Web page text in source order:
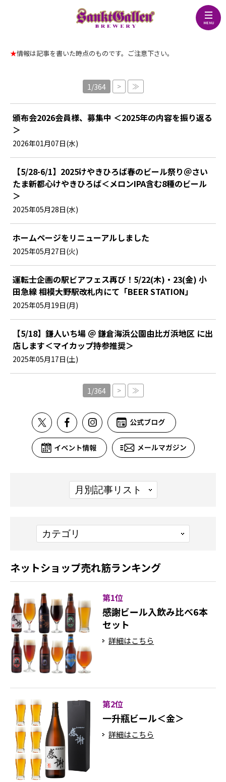
★情報は記事を書いた時点のものです。ご注意下さい。
1/364 > ≫
頒布会2026会員様、募集中 ＜2025年の内容を振り返る
＞
2026年01月07日(水)
【5/28-6/1】2025けやきひろば春のビール祭り＠さい
たま新都心けやきひろば＜メロンIPA含む8種のビール
＞
2025年05月28日(水)
ホームページをリニューアルしました
2025年05月27日(火)
運転士企画の駅ビアフェス再び！5/22(木)・23(金) 小
田急線 相模大野駅改札内にて「BEER STATION」
2025年05月19日(月)
【5/18】鎌人いち場 ＠ 鎌倉海浜公園由比ガ浜地区 に出
店します＜マイカップ持参推奨＞
2025年05月17日(土)
1/364 > ≫
ネットショップ売れ筋ランキング
第1位
感謝ビール入飲み比べ6本
セット
詳細はこちら
第2位
一升瓶ビール＜金＞
詳細はこちら